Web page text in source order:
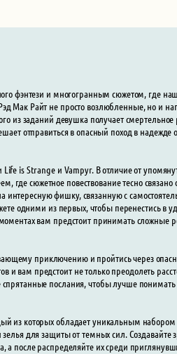
фэнтези и многогранным сюжетом, где
Мак Райт не просто возлюбленные, но и
из заданий девушка получает
отправиться в опасный поход в надежде
is Strange и Vampyr. В отличие от
где сюжетное повествование тесно связано
фишку, связанную с
одними из первых, чтобы перенестись в
вам предстоит принимать сложные
приключению и пройтись через
вам предстоит не только преодолеть
спрятанные послания, чтобы лучше понимать
из которых обладает уникальным
для защиты от темных сил.
а после распределяйте их среди